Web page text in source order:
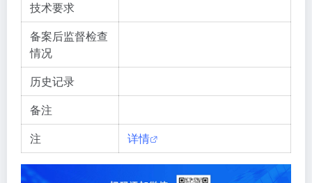
技术要求
备案后监督检查
情况
历史记录
备注
注
详情